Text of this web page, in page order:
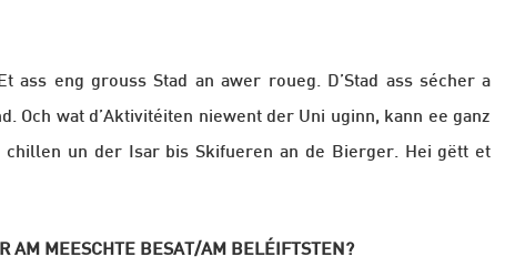
ass eng grouss Stad an awer roueg. D’Stad ass sécher a
Och wat d’Aktivitéiten niewent der Uni uginn, kann ee ganz
chillen un der Isar bis Skifueren an de Bierger. Hei gëtt et
AM MEESCHTE BESAT/AM BELÉIFTSTEN?